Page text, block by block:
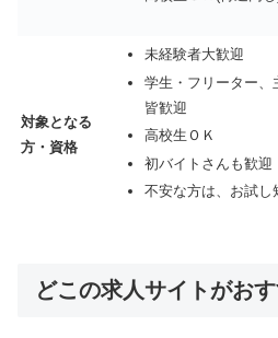
対象となる
方・資格
未経験者大歓迎
学生・フリーター、
皆歓迎
高校生ＯＫ
初バイトさんも歓迎
不安な方は、お試し
どこの求人サイトがお